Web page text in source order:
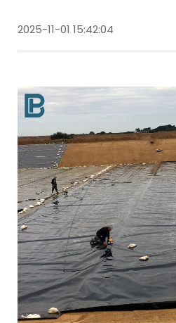
2025-11-01 15:42:04